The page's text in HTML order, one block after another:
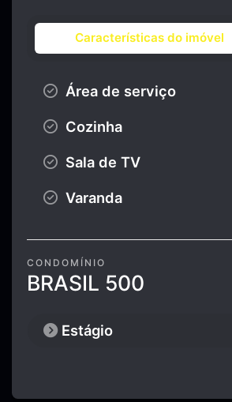
Características do imóvel
Área de serviço
Cozinha
Sala de TV
Varanda
CONDOMÍNIO
BRASIL 500
Estágio